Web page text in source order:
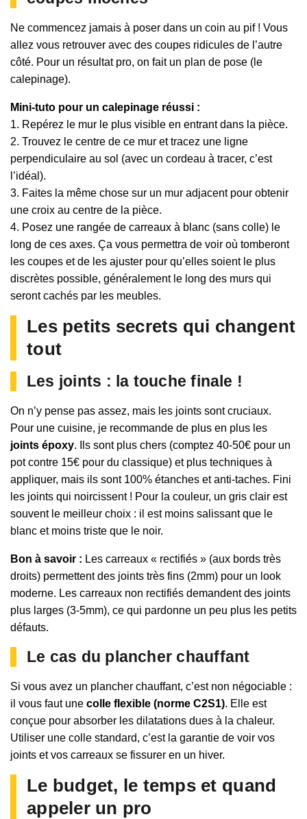
Ne commencez jamais à poser dans un coin au pif ! Vous
allez vous retrouver avec des coupes ridicules de l’autre
côté. Pour un résultat pro, on fait un plan de pose (le
calepinage).
Mini-tuto pour un calepinage réussi :
1. Repérez le mur le plus visible en entrant dans la pièce.
2. Trouvez le centre de ce mur et tracez une ligne
perpendiculaire au sol (avec un cordeau à tracer, c’est
l’idéal).
3. Faites la même chose sur un mur adjacent pour obtenir
une croix au centre de la pièce.
4. Posez une rangée de carreaux à blanc (sans colle) le
long de ces axes. Ça vous permettra de voir où tomberont
les coupes et de les ajuster pour qu’elles soient le plus
discrètes possible, généralement le long des murs qui
seront cachés par les meubles.
Les petits secrets qui changent
tout
Les joints : la touche finale !
On n’y pense pas assez, mais les joints sont cruciaux.
Pour une cuisine, je recommande de plus en plus les
joints époxy. Ils sont plus chers (comptez 40-50€ pour un
pot contre 15€ pour du classique) et plus techniques à
appliquer, mais ils sont 100% étanches et anti-taches. Fini
les joints qui noircissent ! Pour la couleur, un gris clair est
souvent le meilleur choix : il est moins salissant que le
blanc et moins triste que le noir.
Bon à savoir : Les carreaux « rectifiés » (aux bords très
droits) permettent des joints très fins (2mm) pour un look
moderne. Les carreaux non rectifiés demandent des joints
plus larges (3-5mm), ce qui pardonne un peu plus les petits
défauts.
Le cas du plancher chauffant
Si vous avez un plancher chauffant, c’est non négociable :
il vous faut une colle flexible (norme C2S1). Elle est
conçue pour absorber les dilatations dues à la chaleur.
Utiliser une colle standard, c’est la garantie de voir vos
joints et vos carreaux se fissurer en un hiver.
Le budget, le temps et quand
appeler un pro